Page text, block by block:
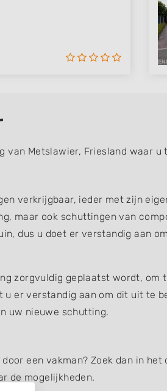
van Metslawier, Friesland waar
verkrijgbaar, ieder met zijn
maar ook schuttingen van
dus u doet er verstandig aan
zorgvuldig geplaatst wordt,
er verstandig aan om dit uit te
uw nieuwe schutting.
een vakman? Zoek dan in
de mogelijkheden.